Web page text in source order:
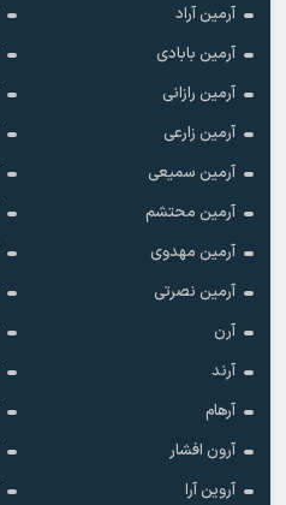
آرمین آراد
آرمین بابادی
آرمین رازانی
آرمین زارعی
آرمین سمیعی
آرمین محتشم
آرمین مهدوی
آرمین نصرتی
آرن
آرند
آرهام
آرون افشار
آروین آرا